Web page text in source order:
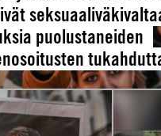
puolustaneiden